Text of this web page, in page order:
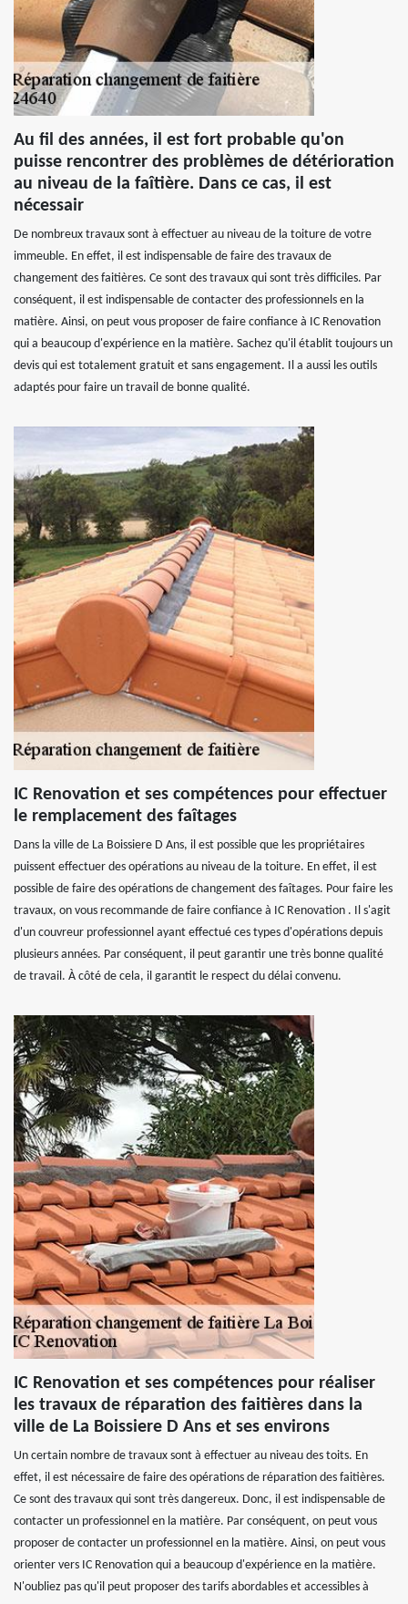
Au fil des années, il est fort probable qu'on
puisse rencontrer des problèmes de détérioration
au niveau de la faîtière. Dans ce cas, il est
nécessair
De nombreux travaux sont à effectuer au niveau de la toiture de votre
immeuble. En effet, il est indispensable de faire des travaux de
changement des faitières. Ce sont des travaux qui sont très difficiles. Par
conséquent, il est indispensable de contacter des professionnels en la
matière. Ainsi, on peut vous proposer de faire confiance à IC Renovation
qui a beaucoup d'expérience en la matière. Sachez qu'il établit toujours un
devis qui est totalement gratuit et sans engagement. Il a aussi les outils
adaptés pour faire un travail de bonne qualité.
IC Renovation et ses compétences pour effectuer
le remplacement des faîtages
Dans la ville de La Boissiere D Ans, il est possible que les propriétaires
puissent effectuer des opérations au niveau de la toiture. En effet, il est
possible de faire des opérations de changement des faîtages. Pour faire les
travaux, on vous recommande de faire confiance à IC Renovation . Il s'agit
d'un couvreur professionnel ayant effectué ces types d'opérations depuis
plusieurs années. Par conséquent, il peut garantir une très bonne qualité
de travail. À côté de cela, il garantit le respect du délai convenu.
IC Renovation et ses compétences pour réaliser
les travaux de réparation des faitières dans la
ville de La Boissiere D Ans et ses environs
Un certain nombre de travaux sont à effectuer au niveau des toits. En
effet, il est nécessaire de faire des opérations de réparation des faitières.
Ce sont des travaux qui sont très dangereux. Donc, il est indispensable de
contacter un professionnel en la matière. Par conséquent, on peut vous
proposer de contacter un professionnel en la matière. Ainsi, on peut vous
orienter vers IC Renovation qui a beaucoup d'expérience en la matière.
N'oubliez pas qu'il peut proposer des tarifs abordables et accessibles à